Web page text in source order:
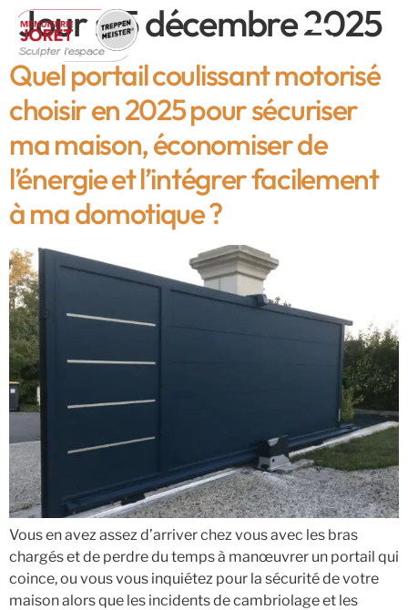
Jour :15 décembre 2025
Quel portail coulissant motorisé
choisir en 2025 pour sécuriser
ma maison, économiser de
l’énergie et l’intégrer facilement
à ma domotique ?
Vous en avez assez d’arriver chez vous avec les bras
chargés et de perdre du temps à manœuvrer un portail qui
coince, ou vous vous inquiétez pour la sécurité de votre
maison alors que les incidents de cambriolage et les